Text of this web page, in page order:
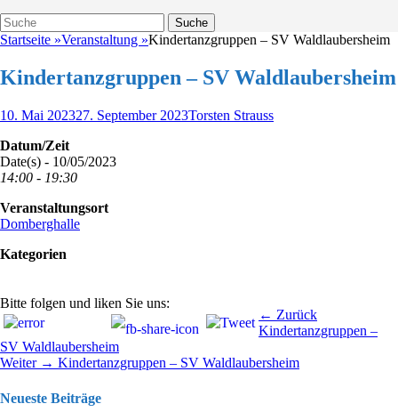
Suche
Suche
nach:
Startseite »Veranstaltung »Kindertanzgruppen – SV Waldlaubersheim
Kindertanzgruppen – SV Waldlaubersheim
Veröffentlicht
10. Mai 202327. September 2023Autor
Torsten Strauss
Datum/Zeit
Date(s) - 10/05/2023
14:00 - 19:30
Veranstaltungsort
Domberghalle
Kategorien
Bitte folgen und liken Sie uns:
Beitragsnavigation ← Zurück
Beitrag:
Kindertanzgruppen –
SV Waldlaubersheim
Weiter → Nächster
Kindertanzgruppen – SV Waldlaubersheim
Neueste Beiträge